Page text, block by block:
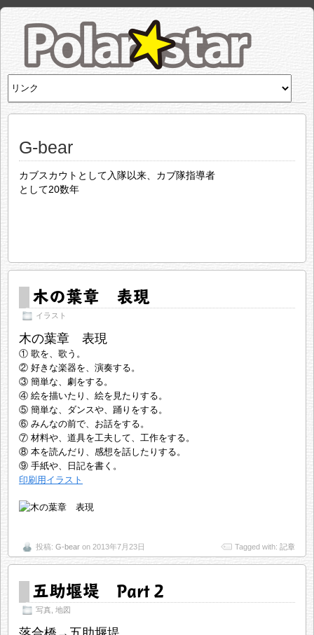
G-bear
カブスカウトとして入隊以来、カブ隊指導者
として20数年
木の葉章 表現
イラスト
木の葉章 表現
① 歌を、歌う。
② 好きな楽器を、演奏する。
③ 簡単な、劇をする。
④ 絵を描いたり、絵を見たりする。
⑤ 簡単な、ダンスや、踊りをする。
⑥ みんなの前で、お話をする。
⑦ 材料や、道具を工夫して、工作をする。
⑧ 本を読んだり、感想を話したりする。
⑨ 手紙や、日記を書く。
印刷用イラスト
投稿: G-bear on 2013年7月23日 Tagged with: 記章
五助堰堤 Part 2
写真 地図